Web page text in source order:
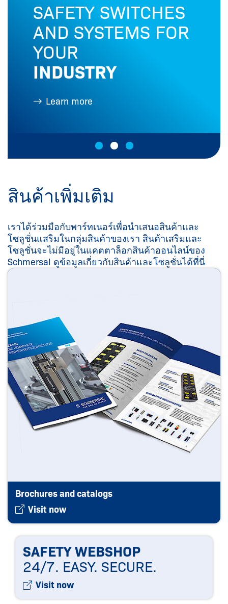
SAFETY SWITCHES
AND SYSTEMS FOR
YOUR
INDUSTRY
Learn more
สินค้าเพิ่มเติม
เราได้ร่วมมือกับพาร์ทเนอร์เพื่อนำเสนอสินค้าและ
โซลูชั่นแสริมในกลุ่มสินค้าของเรา สินค้าเสริมและ
โซลูชั่นจะไม่มีอยู่ในแคตตาล็อกสินค้าออนไลน์ของ
Schmersal ดูข้อมูลเกี่ยวกับสินค้าและโซลูชั่นได้ที่นี่
Brochures and ­catalogs
Visit now
SAFETY WEBSHOP
24/7. EASY. SECURE.
Visit now